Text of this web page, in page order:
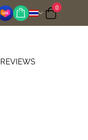
0
REVIEWS